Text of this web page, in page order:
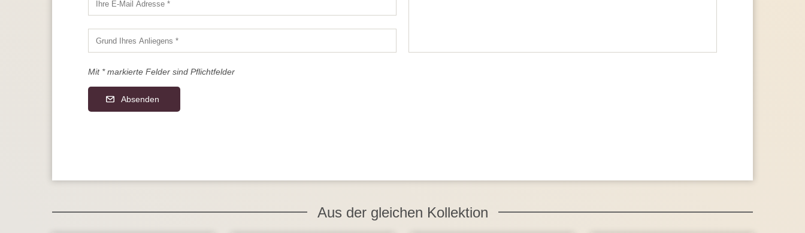
Mit * markierte Felder sind Pflichtfelder
Absenden
Aus der gleichen Kollektion